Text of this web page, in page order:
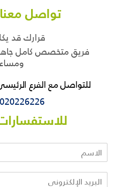
تواصل
قرارك قد
فريق متخصص كامل
للتواصل مع الفرع